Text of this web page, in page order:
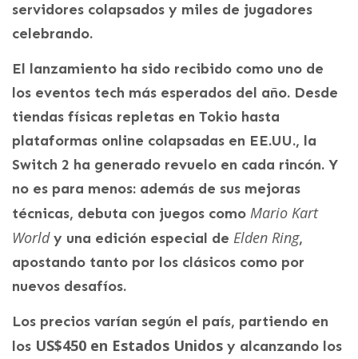
servidores colapsados y miles de jugadores
celebrando.
El lanzamiento ha sido recibido como uno de
los eventos tech más esperados del año. Desde
tiendas físicas repletas en Tokio hasta
plataformas online colapsadas en EE.UU., la
Switch 2 ha generado revuelo en cada rincón. Y
no es para menos: además de sus mejoras
técnicas, debuta con juegos como Mario Kart
Worldy una edición especial de Elden Ring,
apostando tanto por los clásicos como por
nuevos desafíos.
Los precios varían según el país, partiendo en
los US$450 en Estados Unidos y alcanzando los